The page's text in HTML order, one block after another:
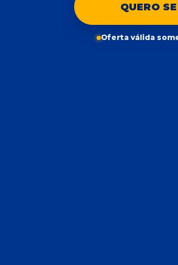
QUERO
Oferta válida